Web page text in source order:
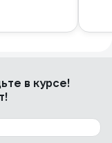
в курсе!